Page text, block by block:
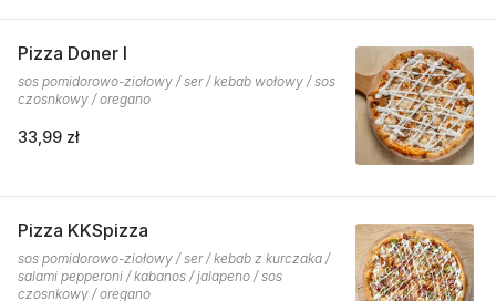
Pizza Doner I
sos pomidorowo-ziołowy / ser / kebab wołowy / sos
czosnkowy / oregano
33,99 zł
Pizza KKSpizza
sos pomidorowo-ziołowy / ser / kebab z kurczaka /
salami pepperoni / kabanos / jalapeno / sos
czosnkowy / oregano